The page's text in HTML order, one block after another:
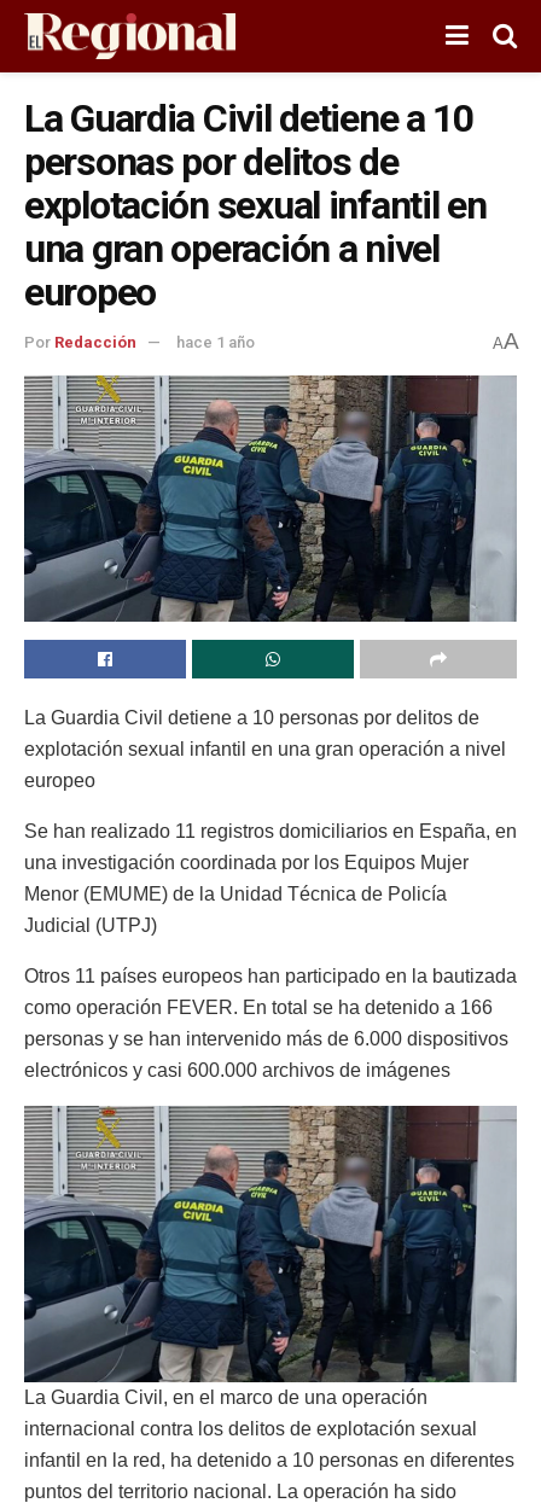
La Guardia Civil detiene a 10
personas por delitos de
explotación sexual infantil en
una gran operación a nivel
europeo
Por Redacción hace 1 año AA
La Guardia Civil detiene a 10 personas por delitos de
explotación sexual infantil en una gran operación a nivel
europeo
Se han realizado 11 registros domiciliarios en España, en
una investigación coordinada por los Equipos Mujer
Menor (EMUME) de la Unidad Técnica de Policía
Judicial (UTPJ)
Otros 11 países europeos han participado en la bautizada
como operación FEVER. En total se ha detenido a 166
personas y se han intervenido más de 6.000 dispositivos
electrónicos y casi 600.000 archivos de imágenes
La Guardia Civil, en el marco de una operación
internacional contra los delitos de explotación sexual
infantil en la red, ha detenido a 10 personas en diferentes
puntos del territorio nacional. La operación ha sido